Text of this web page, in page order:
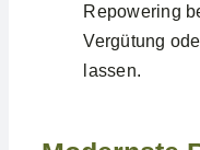
Repowering
Vergütung
lassen.